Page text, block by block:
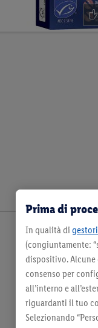
Prima di
In qualità di
(congiuntamente:
dispositivo. Alcune
consenso per
all’interno e
riguardanti il tuo
Selezionando